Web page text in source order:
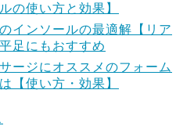
の使い方と効果】
インソールの最適解【リア
足にもおすすめ
ージにオススメのフォーム
【使い方・効果】